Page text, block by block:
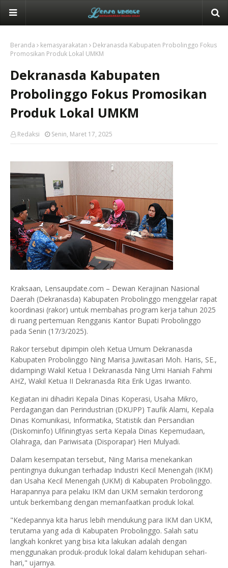
Beranda kemasyarakatan
Dekranasda Kabupaten Probolinggo Fokus
Promosikan Produk Lokal UMKM
Dekranasda Kabupaten
Probolinggo Fokus Promosikan
Produk Lokal UMKM
Redaksi Senin, Maret 17, 2025
Kraksaan, Lensaupdate.com – Dewan Kerajinan Nasional
Daerah (Dekranasda) Kabupaten Probolinggo menggelar rapat
koordinasi (rakor) untuk membahas program kerja tahun 2025
di ruang pertemuan Rengganis Kantor Bupati Probolinggo
pada Senin (17/3/2025).
Rakor tersebut dipimpin oleh Ketua Umum Dekranasda
Kabupaten Probolinggo Ning Marisa Juwitasari Moh. Haris, SE.,
didampingi Wakil Ketua I Dekranasda Ning Umi Haniah Fahmi
AHZ, Wakil Ketua II Dekranasda Rita Erik Ugas Irwanto.
Kegiatan ini dihadiri Kepala Dinas Koperasi, Usaha Mikro,
Perdagangan dan Perindustrian (DKUPP) Taufik Alami, Kepala
Dinas Komunikasi, Informatika, Statistik dan Persandian
(Diskominfo) Ulfiningtyas serta Kepala Dinas Kepemudaan,
Olahraga, dan Pariwisata (Disporapar) Heri Mulyadi.
Dalam kesempatan tersebut, Ning Marisa menekankan
pentingnya dukungan terhadap Industri Kecil Menengah (IKM)
dan Usaha Kecil Menengah (UKM) di Kabupaten Probolinggo.
Harapannya para pelaku IKM dan UKM semakin terdorong
untuk berkembang dengan memanfaatkan produk lokal.
"Kedepannya kita harus lebih mendukung para IKM dan UKM,
terutama yang ada di Kabupaten Probolinggo. Salah satu
langkah konkret yang bisa kita lakukan adalah dengan
menggunakan produk-produk lokal dalam kehidupan sehari-
hari," ujarnya.